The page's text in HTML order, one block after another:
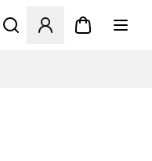
Åbner en Modal til at